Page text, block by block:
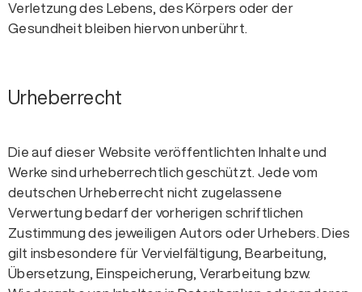
Verletzung des Lebens, des Körpers oder der
Gesundheit bleiben hiervon unberührt.
Urheberrecht
Die auf dieser Website veröffentlichten Inhalte und
Werke sind urheberrechtlich geschützt. Jede vom
deutschen Urheberrecht nicht zugelassene
Verwertung bedarf der vorherigen schriftlichen
Zustimmung des jeweiligen Autors oder Urhebers. Dies
gilt insbesondere für Vervielfältigung, Bearbeitung,
Übersetzung, Einspeicherung, Verarbeitung bzw.